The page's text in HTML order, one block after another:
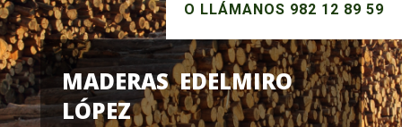
O LLÁMANOS 982 12 89 59
MADERAS EDELMIRO
LÓPEZ